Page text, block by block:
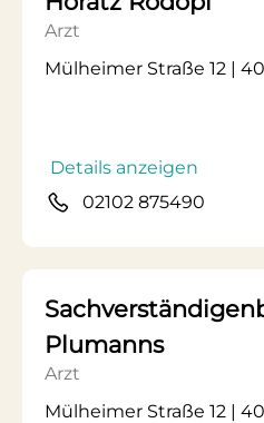
Arzt
Mülheimer Straße 12 |
Details anzeigen
02102 875490
Plumanns
Arzt
Mülheimer Straße 12 |